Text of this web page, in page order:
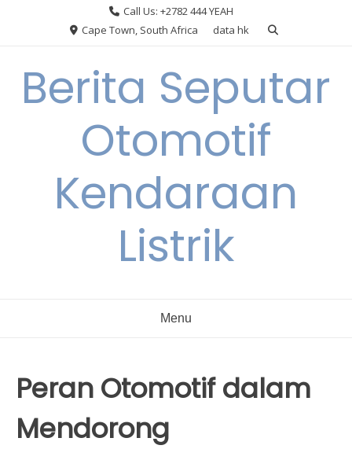
Call Us: +2782 444 YEAH
Cape Town, South Africa
data hk
Berita Seputar
Otomotif
Kendaraan
Listrik
Menu
Peran Otomotif dalam
Mendorong